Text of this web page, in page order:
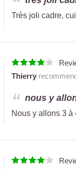
Très joli cadre,
Thierry
nous y
Nous y allons 3 à